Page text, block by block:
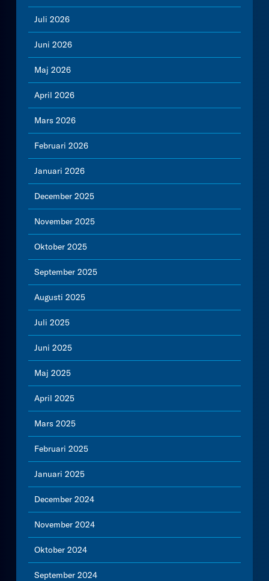
Juli 2026
Juni 2026
Maj 2026
April 2026
Mars 2026
Februari 2026
Januari 2026
December 2025
November 2025
Oktober 2025
September 2025
Augusti 2025
Juli 2025
Juni 2025
Maj 2025
April 2025
Mars 2025
Februari 2025
Januari 2025
December 2024
November 2024
Oktober 2024
September 2024